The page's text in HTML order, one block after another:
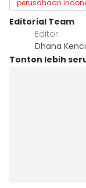
perusahaan
Editorial Team
Editor
Dhana
Tonton lebih